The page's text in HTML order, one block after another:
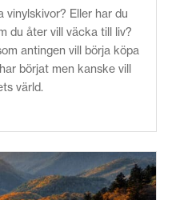
vinylskivor? Eller har du
du åter vill väcka till liv?
antingen vill börja köpa
börjat men kanske vill
värld.